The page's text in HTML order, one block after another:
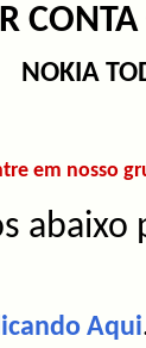
NOKIA
em nosso
Aqui